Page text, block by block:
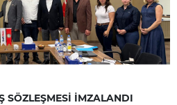
SÖZLEŞMESİ İMZALANDI